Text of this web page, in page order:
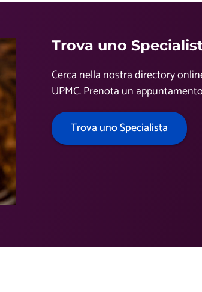
Trova uno
Cerca nella nostra directory
UPMC. Prenota un
Trova uno Specialista